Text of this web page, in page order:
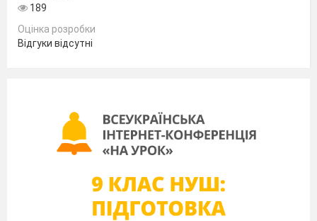
189
Оцінка розробки
Відгуки відсутні